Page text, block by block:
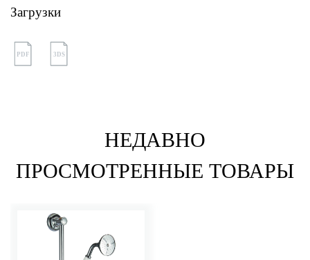
Загрузки
PDF 3DS
НЕДАВНО
ПРОСМОТРЕННЫЕ ТОВАРЫ